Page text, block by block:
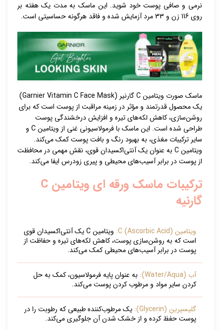
نرمی و صافی پوست خود شوید. این ماسک به مدت یک هفته بر
روی 116 زن و 33 مرد آزمایش شده و فاقد هرگونه حساسیتی است.
ماسک صورت ویتامین C گارنیر (Garnier Vitamin C Face Mask)
یک محصول قدرتمند و مؤثر در زمینه مراقبت از پوست است که برای
روشن‌سازی، کاهش لکه‌های تیره و افزایش درخشندگی پوست
طراحی شده است. این ماسک با فرمولاسیونی غنی از ویتامین C و
سایر ترکیبات مغذی، به بهبود رنگ و بافت پوست کمک می‌کند.
ویتامین C به عنوان یک آنتی‌اکسیدان قوی، نقش مهمی در محافظت
از پوست در برابر آسیب‌های محیطی و پیری زودرس ایفا می‌کند.
ترکیبات ماسک ورقه ای ویتامین C
گارنیه
ویتامین C (Ascorbic Acid):
ویتامین C یک آنتی‌اکسیدان قوی
است که به روشن‌سازی پوست، کاهش لکه‌های تیره و حفاظت از
پوست در برابر آسیب‌های محیطی کمک می‌کند.
آب (Water/Aqua):
به عنوان پایه فرمولاسیون، کمک به حل
کردن سایر مواد و مرطوب کردن پوست می‌کند.
گلیسیرین (Glycerin):
یک مرطوب‌کننده طبیعی که رطوبت را در
پوست حفظ کرده و از خشک شدن آن جلوگیری می‌کند.